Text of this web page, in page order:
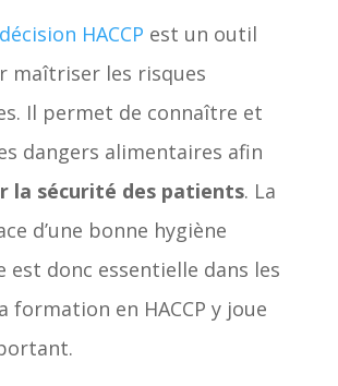
HACCP est un outil
maîtriser les risques
Il permet de connaître et
dangers alimentaires afin
la sécurité des patients. La
d’une bonne hygiène
est donc essentielle dans les
formation en HACCP y joue